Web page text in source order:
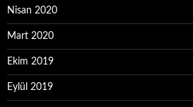
Nisan 2020
Mart 2020
Ekim 2019
Eylül 2019